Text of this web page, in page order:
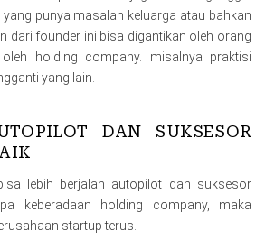
punya masalah keluarga atau bahkan
dari founder ini bisa digantikan oleh orang
holding company. misalnya praktisi
yang lain.
DAN SUKSESOR
lebih berjalan autopilot dan suksesor
keberadaan holding company, maka
startup terus.